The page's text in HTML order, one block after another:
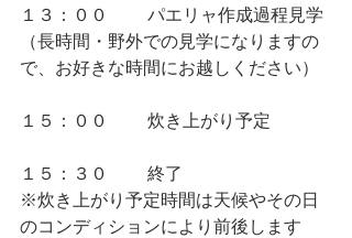
１３：００ 　　パエリャ作成過程見学
（長時間・野外での見学になりますの
で、お好きな時間にお越しください）
１５：００ 　　炊き上がり予定
１５：３０ 　　終了
※炊き上がり予定時間は天候やその日
のコンディションにより前後します